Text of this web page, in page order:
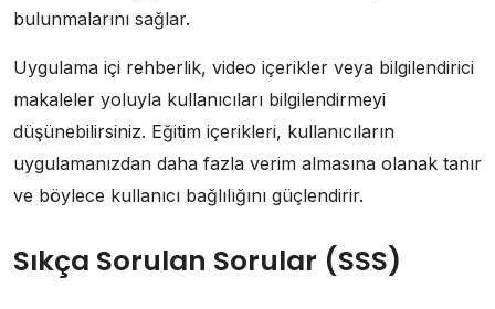
bulunmalarını sağlar.
Uygulama içi rehberlik, video içerikler veya bilgilendirici
makaleler yoluyla kullanıcıları bilgilendirmeyi
düşünebilirsiniz. Eğitim içerikleri, kullanıcıların
uygulamanızdan daha fazla verim almasına olanak tanır
ve böylece kullanıcı bağlılığını güçlendirir.
Sıkça Sorulan Sorular (SSS)